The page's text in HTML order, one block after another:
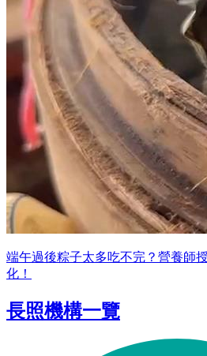
端午過後粽子太多吃不完？營養師
化！
長照機構一覽